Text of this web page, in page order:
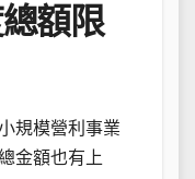
額限
規模營利事業
金額也有上